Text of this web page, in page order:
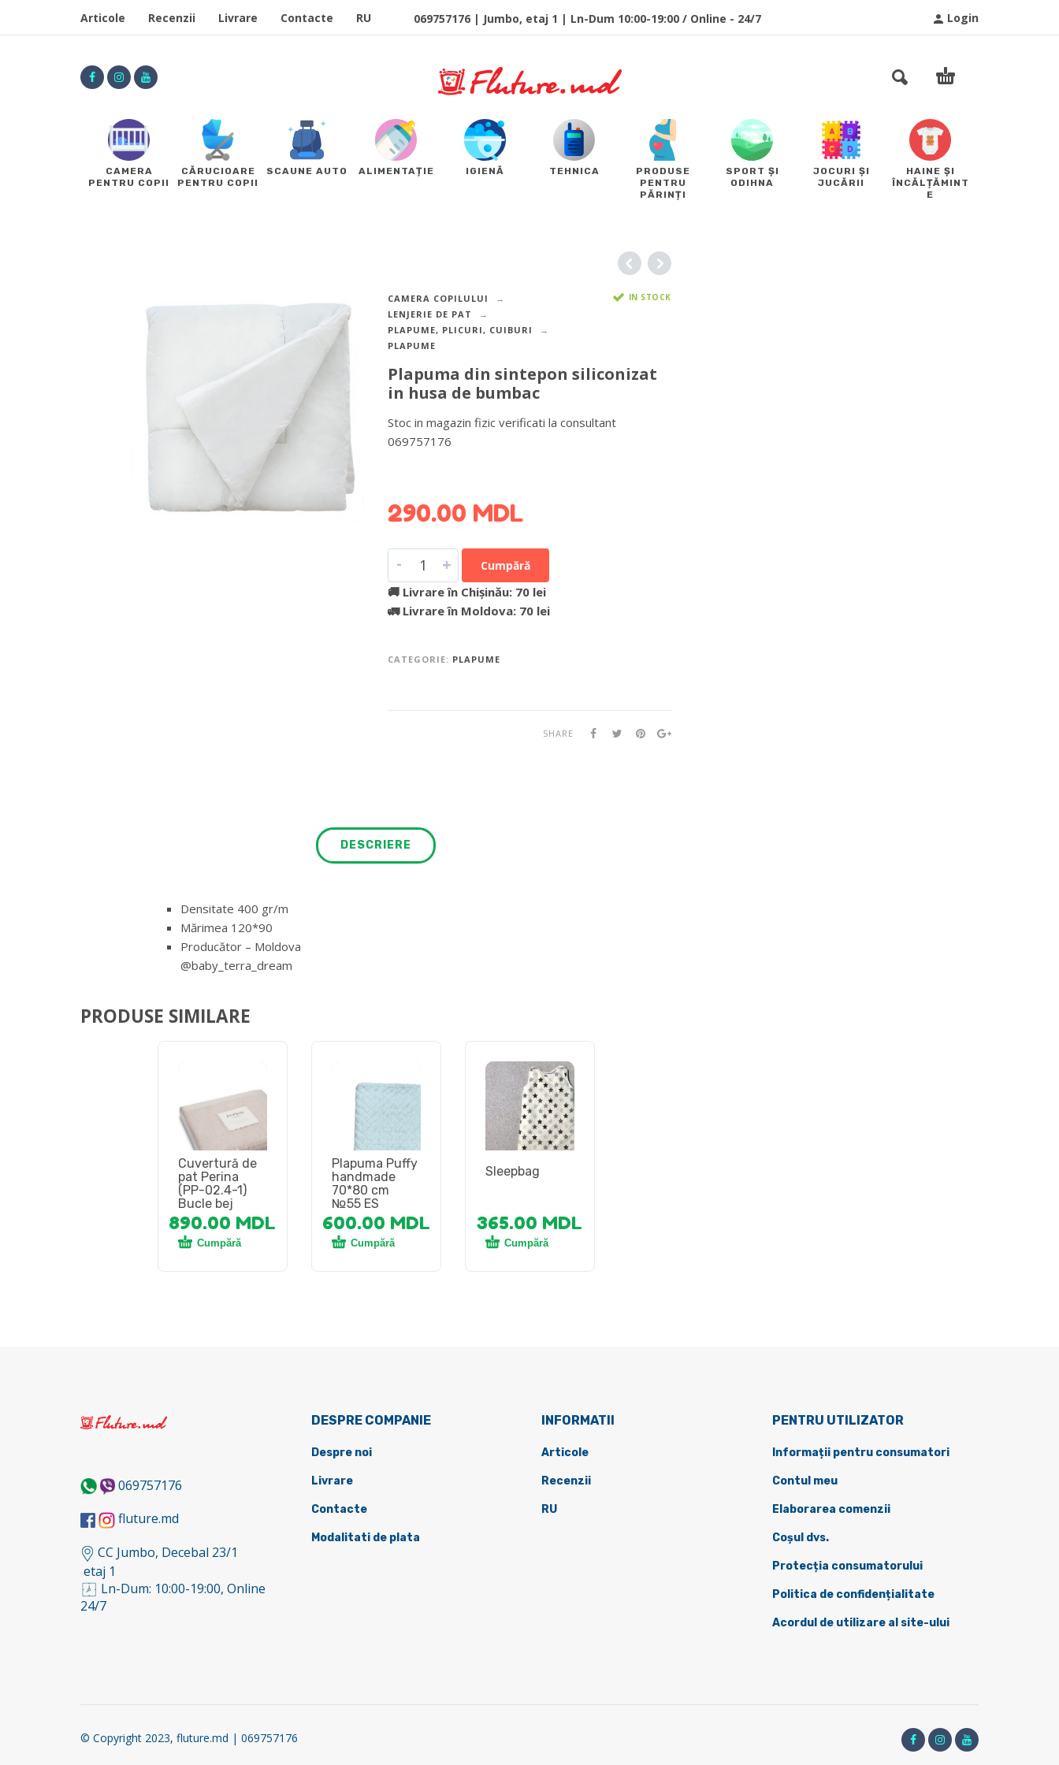
Login
Articole Recenzii Livrare Contacte RU 069757176 | Jumbo, etaj 1 | Ln-Dum 10:00-19:00 / Online - 24/7
CAMERA
PENTRU COPII
CĂRUCIOARE
PENTRU COPII
SCAUNE AUTO ALIMENTAȚIE IGIENĂ TEHNICA
PRODUSE
PENTRU
PĂRINȚI
SPORT ȘI
ODIHNA
JOCURI ȘI
JUCĂRII
HAINE ȘI
ÎNCĂLȚĂMINT
E
CAMERA COPILULUI
LENJERIE DE PAT
PLAPUME, PLICURI, CUIBURI
PLAPUME
IN STOCK
Plapuma din sintepon siliconizat
in husa de bumbac
Stoc in magazin fizic verificati la consultant
069757176
290.00 MDL
- + Cumpără
🚚 Livrare în Chișinău: 70 lei
🚛 Livrare în Moldova: 70 lei
CATEGORIE: PLAPUME
SHARE
DESCRIERE
Densitate 400 gr/m
Mărimea 120*90
Producător – Moldova
@baby_terra_dream
PRODUSE SIMILARE
Cuvertură de
pat Perina
(PP-02.4-1)
Bucle bej
890.00 MDL
Cumpără
Plapuma Puffy
handmade
70*80 cm
№55 ES
600.00 MDL
Cumpără
Sleepbag
365.00 MDL
Cumpără
069757176
fluture.md
CC Jumbo, Decebal 23/1
etaj 1
Ln-Dum: 10:00-19:00, Online
24/7
DESPRE COMPANIE
Despre noi
Livrare
Contacte
Modalitati de plata
INFORMATII
Articole
Recenzii
RU
PENTRU UTILIZATOR
Informații pentru consumatori
Contul meu
Elaborarea comenzii
Coșul dvs.
Protecția consumatorului
Politica de confidențialitate
Acordul de utilizare al site-ului
© Copyright 2023, fluture.md | 069757176